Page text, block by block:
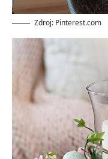
Zdroj: Pinterest.com